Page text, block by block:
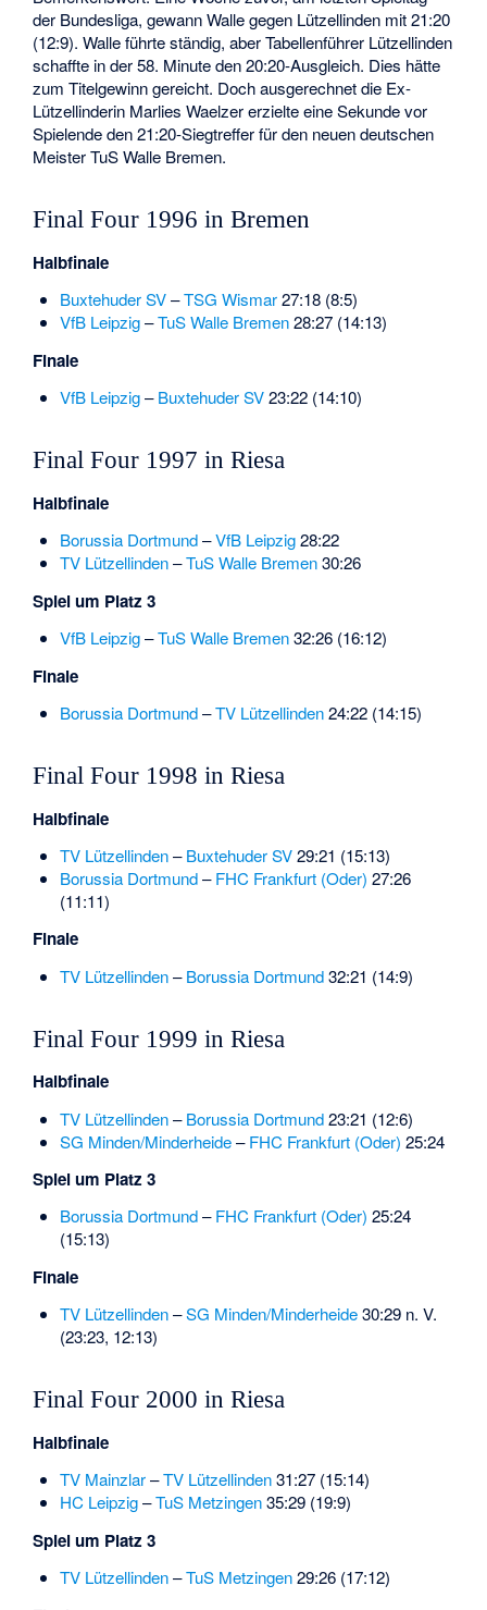
der Bundesliga, gewann Walle gegen Lützellinden mit 21:20
(12:9). Walle führte ständig, aber Tabellenführer Lützellinden
schaffte in der 58. Minute den 20:20-Ausgleich. Dies hätte
zum Titelgewinn gereicht. Doch ausgerechnet die Ex-
Lützellinderin Marlies Waelzererzielte eine Sekunde vor
Spielende den 21:20-Siegtreffer für den neuen deutschen
Meister TuS Walle Bremen.
Final Four 1996 in Bremen
Halbfinale
Buxtehuder SV–TSG Wismar27:18 (8:5)
VfB Leipzig–TuS Walle Bremen28:27 (14:13)
Finale
VfB Leipzig–Buxtehuder SV23:22 (14:10)
Final Four 1997 in Riesa
Halbfinale
Borussia Dortmund–VfB Leipzig28:22
TV Lützellinden–TuS Walle Bremen30:26
Spiel um Platz 3
VfB Leipzig–TuS Walle Bremen32:26 (16:12)
Finale
Borussia Dortmund–TV Lützellinden24:22 (14:15)
Final Four 1998 in Riesa
Halbfinale
TV Lützellinden–Buxtehuder SV29:21 (15:13)
Borussia Dortmund–FHC Frankfurt (Oder) 27:26
(11:11)
Finale
TV Lützellinden–Borussia Dortmund32:21 (14:9)
Final Four 1999 in Riesa
Halbfinale
TV Lützellinden–Borussia Dortmund23:21 (12:6)
SG Minden/Minderheide–FHC Frankfurt (Oder) 25:24
Spiel um Platz 3
Borussia Dortmund–FHC Frankfurt (Oder) 25:24
(15:13)
Finale
TV Lützellinden–SG Minden/Minderheide30:29 n. V.
(23:23, 12:13)
Final Four 2000 in Riesa
Halbfinale
TV Mainzlar–TV Lützellinden31:27 (15:14)
HC Leipzig–TuS Metzingen35:29 (19:9)
Spiel um Platz 3
TV Lützellinden–TuS Metzingen29:26 (17:12)